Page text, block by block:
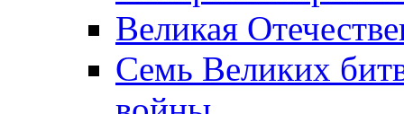
Великая
Семь Великих